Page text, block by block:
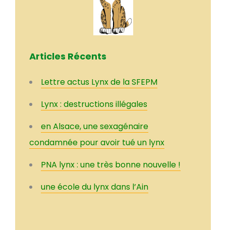
Articles Récents
Lettre actus Lynx de la SFEPM
Lynx : destructions illégales
en Alsace, une sexagénaire
condamnée pour avoir tué un lynx
PNA lynx : une très bonne nouvelle !
une école du lynx dans l’Ain